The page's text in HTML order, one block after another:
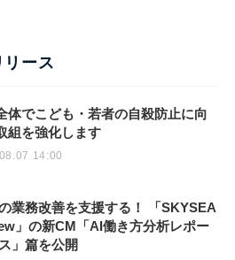
ース
体でこども・若者の自殺防止に向
組を強化します
14:00
業務改善を支援する！ 「SKYSEA
」の新CM「AI働き方分析レポー
」篇を公開